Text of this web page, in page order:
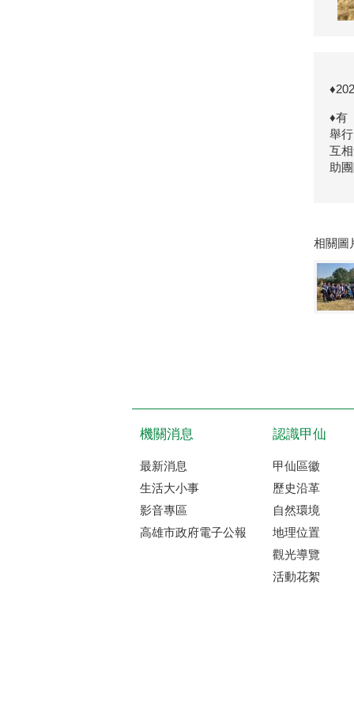
♦有
舉
互
助
相關圖
機關消息
最新消息
生活大小事
影音專區
高雄市政府電子公報
認識甲仙
甲仙區徽
歷史沿革
自然環境
地理位置
觀光導覽
活動花絮